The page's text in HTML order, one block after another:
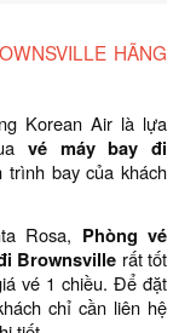
HÃNG
Korean Air là lựa
vé máy bay đi
trình bay của khách
Rosa, Phòng vé
Brownsville rất tốt
vé 1 chiều. Để đặt
chỉ cần liên hệ